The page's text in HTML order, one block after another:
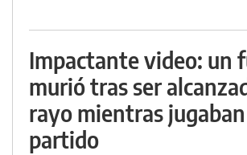
Impactante video: un
murió tras ser
rayo mientras
partido